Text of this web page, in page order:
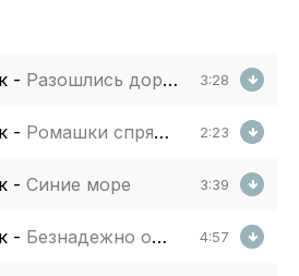
- Разошлись дорожки 3:28
- Ромашки спрятались 2:23
- Синие море 3:39
- Безнадежно одиночки 4:57